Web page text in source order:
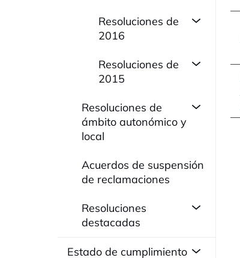
Resoluciones de
2016
Resoluciones de
2015
Resoluciones de
ámbito autonómico y
local
Acuerdos de suspensión
de reclamaciones
Resoluciones
destacadas
Estado de cumplimiento